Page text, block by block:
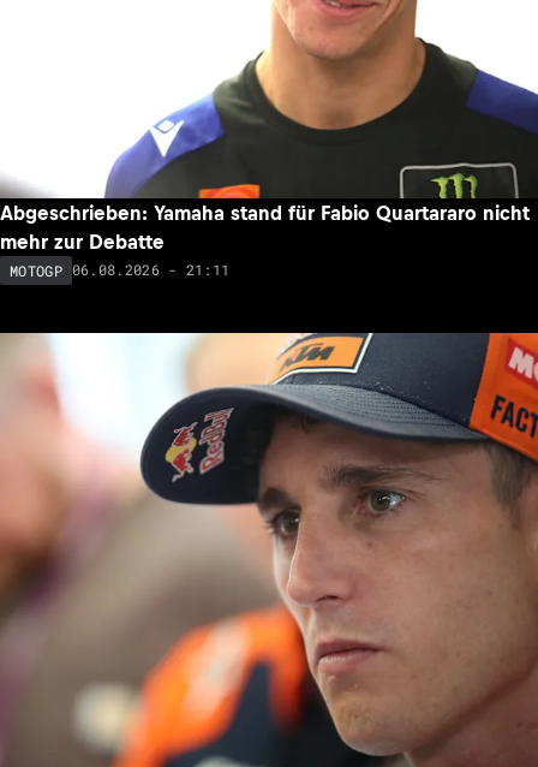
Abgeschrieben: Yamaha stand für Fabio Quartararo nicht
mehr zur Debatte
MOTOGP 06.08.2026 - 21:11